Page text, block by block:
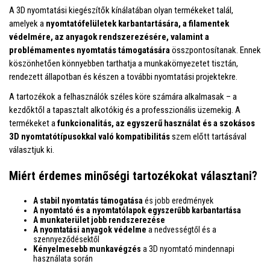
A 3D nyomtatási kiegészítők kínálatában olyan termékeket talál,
amelyek a nyomtatófelületek karbantartására, a filamentek
védelmére, az anyagok rendszerezésére, valamint a
problémamentes nyomtatás támogatásáraösszpontosítanak. Ennek
köszönhetően könnyebben tarthatja a munkakörnyezetet tisztán,
rendezett állapotban és készen a további nyomtatási projektekre.
A tartozékok a felhasználók széles köre számára alkalmasak – a
kezdőktől a tapasztalt alkotókig és a professzionális üzemekig. A
termékeket afunkcionalitás, az egyszerű használat és a szokásos
3D nyomtatótípusokkal való kompatibilitásszem előtt tartásával
választjuk ki.
Miért érdemes minőségi tartozékokat választani?
A stabil nyomtatás támogatása és jobb eredmények
A nyomtató és a nyomtatólapok egyszerűbb karbantartása
A munkaterület jobb rendszerezése
A nyomtatási anyagok védelme a nedvességtől és a
szennyeződésektől
Kényelmesebb munkavégzés a 3D nyomtató mindennapi
használata során